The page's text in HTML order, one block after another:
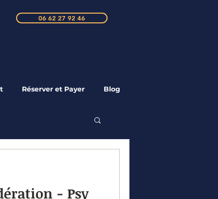
06 62 27 92 46
Réserver et Payer Blog
- Psy